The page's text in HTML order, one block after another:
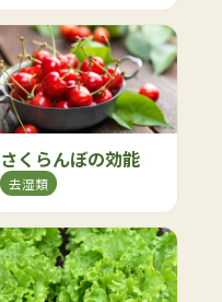
さくらんぼの効能
去湿類